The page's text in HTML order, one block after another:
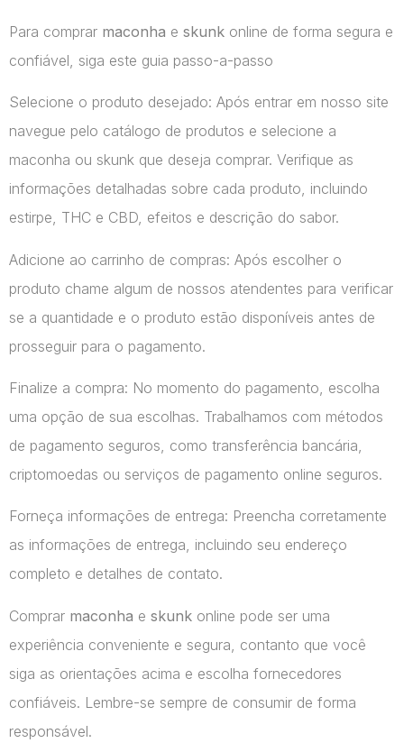
Para comprar maconha e skunk online de forma segura e
confiável, siga este guia passo-a-passo
Selecione o produto desejado: Após entrar em nosso site
navegue pelo catálogo de produtos e selecione a
maconha ou skunk que deseja comprar. Verifique as
informações detalhadas sobre cada produto, incluindo
estirpe, THC e CBD, efeitos e descrição do sabor.
Adicione ao carrinho de compras: Após escolher o
produto chame algum de nossos atendentes para verificar
se a quantidade e o produto estão disponíveis antes de
prosseguir para o pagamento.
Finalize a compra: No momento do pagamento, escolha
uma opção de sua escolhas. Trabalhamos com métodos
de pagamento seguros, como transferência bancária,
criptomoedas ou serviços de pagamento online seguros.
Forneça informações de entrega: Preencha corretamente
as informações de entrega, incluindo seu endereço
completo e detalhes de contato.
Comprar maconha e skunk online pode ser uma
experiência conveniente e segura, contanto que você
siga as orientações acima e escolha fornecedores
confiáveis. Lembre-se sempre de consumir de forma
responsável.